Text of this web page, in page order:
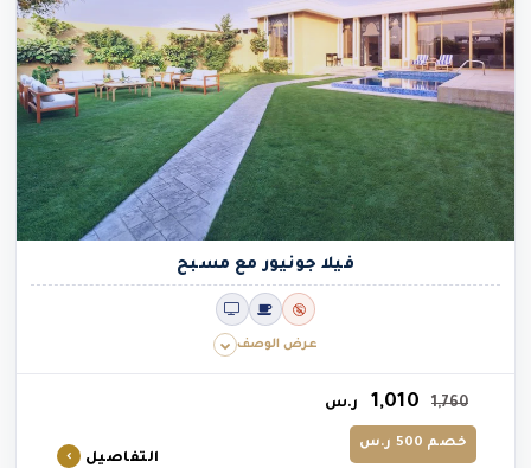
فيلا جونيور مع مسبح
عرض الوصف
1,760
1,010 ر.س
خصم 500 ر.س
التفاصيل